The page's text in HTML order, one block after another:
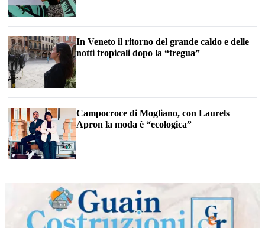
In Veneto il ritorno del grande caldo e delle
notti tropicali dopo la “tregua”
Campocroce di Mogliano, con Laurels
Apron la moda è “ecologica”